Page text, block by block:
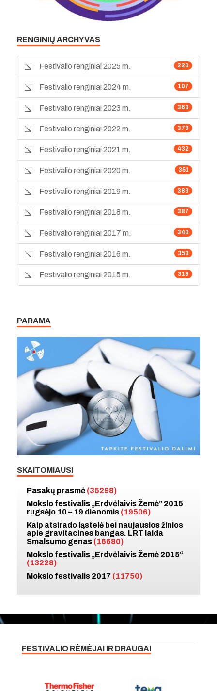
RENGINIŲ ARCHYVAS
220
Festivalio renginiai 2025 m.
107
Festivalio renginiai 2024 m.
363
Festivalio renginiai 2023 m.
379
Festivalio renginiai 2022 m.
432
Festivalio renginiai 2021 m.
351
Festivalio renginiai 2020 m.
383
Festivalio renginiai 2019 m.
387
Festivalio renginiai 2018 m.
340
Festivalio renginiai 2017 m.
353
Festivalio renginiai 2016 m.
319
Festivalio renginiai 2015 m.
PARAMA
SKAITOMIAUSI
Pasakų prasmė (35298)
Mokslo festivalis „Erdvėlaivis Žemė” 2015
rugsėjo 10 – 19 dienomis (19506)
Kaip atsirado ląstelė bei naujausios žinios
apie gravitacines bangas. LRT laida
Smalsumo genas (16680)
Mokslo festivalis „Erdvėlaivis Žemė 2015“
(13228)
Mokslo festivalis 2017 (11750)
FESTIVALIO RĖMĖJAI IR DRAUGAI